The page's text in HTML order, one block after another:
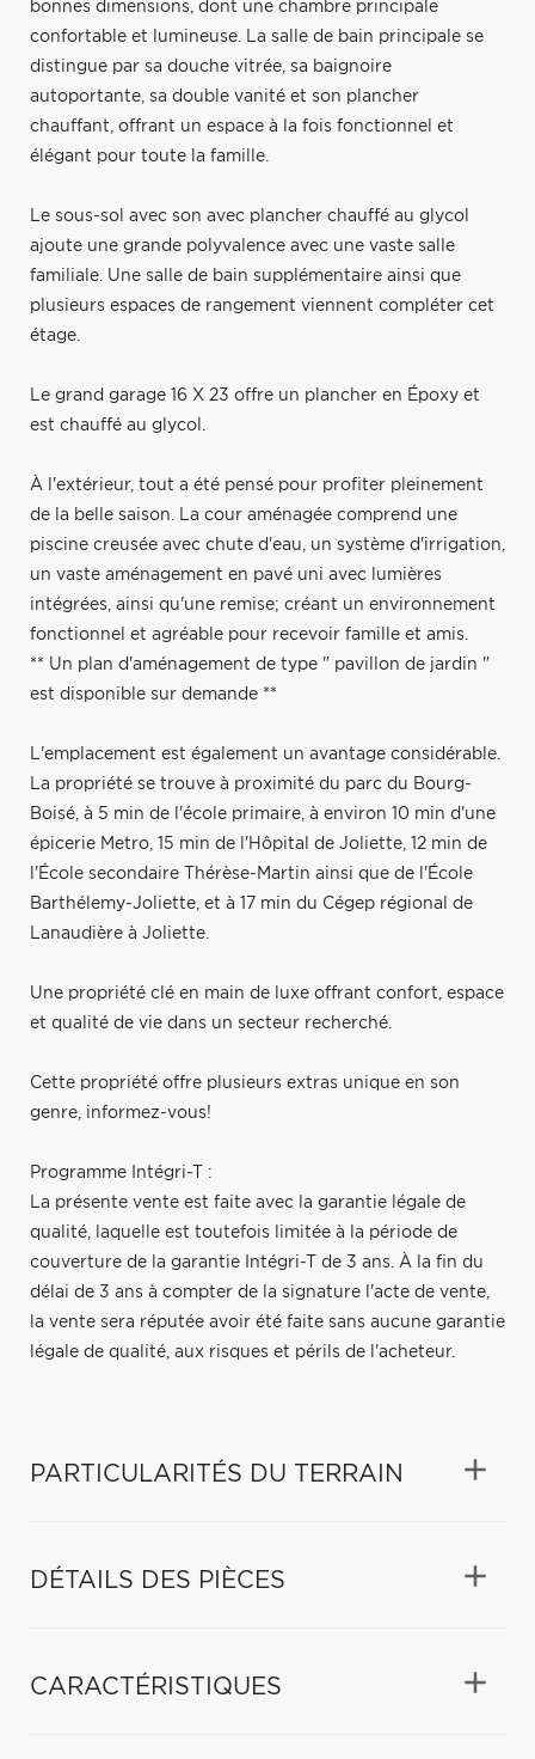
bonnes dimensions, dont une chambre principale
confortable et lumineuse. La salle de bain principale se
distingue par sa douche vitrée, sa baignoire
autoportante, sa double vanité et son plancher
chauffant, offrant un espace à la fois fonctionnel et
élégant pour toute la famille.
Le sous-sol avec son avec plancher chauffé au glycol
ajoute une grande polyvalence avec une vaste salle
familiale. Une salle de bain supplémentaire ainsi que
plusieurs espaces de rangement viennent compléter cet
étage.
Le grand garage 16 X 23 offre un plancher en Époxy et
est chauffé au glycol.
À l'extérieur, tout a été pensé pour profiter pleinement
de la belle saison. La cour aménagée comprend une
piscine creusée avec chute d'eau, un système d'irrigation,
un vaste aménagement en pavé uni avec lumières
intégrées, ainsi qu'une remise; créant un environnement
fonctionnel et agréable pour recevoir famille et amis.
** Un plan d'aménagement de type " pavillon de jardin "
est disponible sur demande **
L'emplacement est également un avantage considérable.
La propriété se trouve à proximité du parc du Bourg-
Boisé, à 5 min de l'école primaire, à environ 10 min d'une
épicerie Metro, 15 min de l'Hôpital de Joliette, 12 min de
l'École secondaire Thérèse-Martin ainsi que de l'École
Barthélemy-Joliette, et à 17 min du Cégep régional de
Lanaudière à Joliette.
Une propriété clé en main de luxe offrant confort, espace
et qualité de vie dans un secteur recherché.
Cette propriété offre plusieurs extras unique en son
genre, informez-vous!
Programme Intégri-T :
La présente vente est faite avec la garantie légale de
qualité, laquelle est toutefois limitée à la période de
couverture de la garantie Intégri-T de 3 ans. À la fin du
délai de 3 ans à compter de la signature l'acte de vente,
la vente sera réputée avoir été faite sans aucune garantie
légale de qualité, aux risques et périls de l'acheteur.
PARTICULARITÉS DU TERRAIN
DÉTAILS DES PIÈCES
CARACTÉRISTIQUES